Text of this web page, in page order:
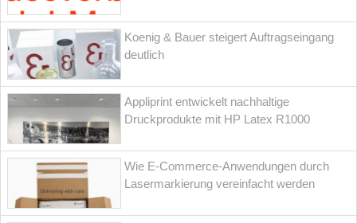
Koenig & Bauer steigert Auftragseingang
deutlich
Appliprint entwickelt nachhaltige
Druckprodukte mit HP Latex R1000
Wie E-Commerce-Anwendungen durch
Lasermarkierung vereinfacht werden